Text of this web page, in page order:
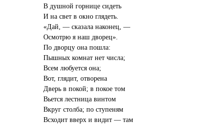
В душной горнице сидеть
И на свет в окно глядеть.
«Дай, — сказала наконец, —
Осмотрю я наш дворец».
По дворцу она пошла:
Пышных комнат нет числа;
Всем любуется она;
Вот, глядит, отворена
Дверь в покой; в покое том
Вьется лестница винтом
Вкруг столба; по ступеням
Всходит вверх и видит — там